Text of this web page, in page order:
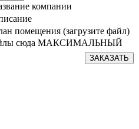
компании
помещения (загрузите файл)
файлы сюда МАКСИМАЛЬНЫЙ
ЗАКАЗАТЬ